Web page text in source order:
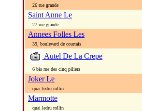
26 rue grande
Saint Anne Le
27 rue grande
Annees Folles Les
39, boulevard de courtais
Autel De La Crepe
6 bis rue des cinq piliers
Joker Le
quai ledru rollin
Marmotte
quai ledru rollin